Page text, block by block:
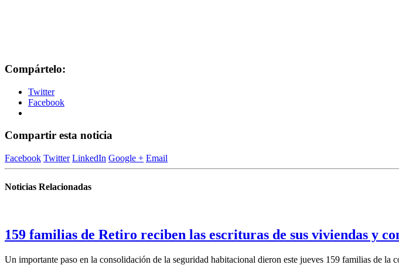
Compártelo:
Twitter
Facebook
Compartir esta noticia
Facebook Twitter LinkedIn Google + Email
Noticias Relacionadas
159 familias de Retiro reciben las escrituras de sus viviendas y
Un importante paso en la consolidación de la seguridad habitacional dieron este jueves 159 familias de la